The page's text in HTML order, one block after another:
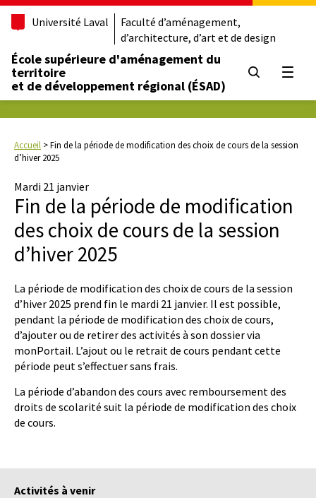
Université Laval
Faculté d’aménagement,
d’architecture, d’art et de design
École supérieure d'aménagement du
territoire
et de développement régional (ÉSAD)
Accueil >Fin de la période de modification des choix de cours de la session
d’hiver 2025
Mardi 21 janvier
Fin de la période de modification
des choix de cours de la session
d’hiver 2025
La période de modification des choix de cours de la session
d’hiver 2025 prend fin le mardi 21 janvier. Il est possible,
pendant la période de modification des choix de cours,
d’ajouter ou de retirer des activités à son dossier via
monPortail. L’ajout ou le retrait de cours pendant cette
période peut s’effectuer sans frais.
La période d’abandon des cours avec remboursement des
droits de scolarité suit la période de modification des choix
de cours.
Activités à venir